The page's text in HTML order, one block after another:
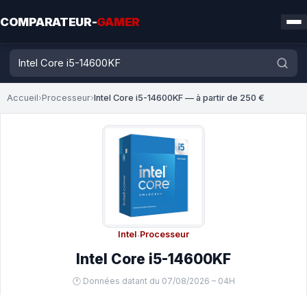
COMPARATEUR-GAMER
Accueil›Processeur›Intel Core i5-14600KF — à partir de 250 €
Intel·Processeur
Intel Core i5-14600KF
🕐 Données datant du 07/08/2026 – 04H